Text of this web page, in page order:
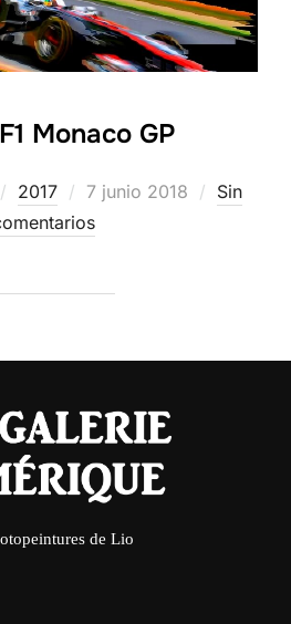
Monaco GP
2017
Publicado
el
7 junio 2018
Sin
de Lio